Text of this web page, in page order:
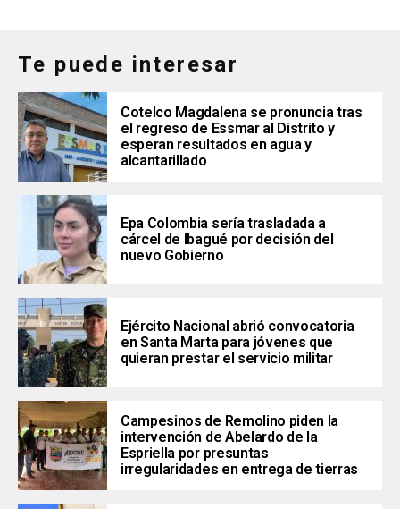
Te puede interesar
Cotelco Magdalena se pronuncia tras
el regreso de Essmar al Distrito y
esperan resultados en agua y
alcantarillado
Epa Colombia sería trasladada a
cárcel de Ibagué por decisión del
nuevo Gobierno
Ejército Nacional abrió convocatoria
en Santa Marta para jóvenes que
quieran prestar el servicio militar
Campesinos de Remolino piden la
intervención de Abelardo de la
Espriella por presuntas
irregularidades en entrega de tierras